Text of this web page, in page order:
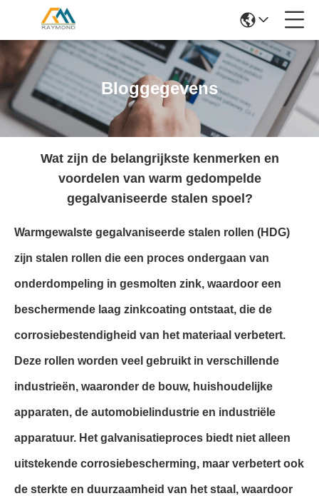
Bloggegevens
Wat zijn de belangrijkste kenmerken en
voordelen van warm gedompelde
gegalvaniseerde stalen spoel?
Warmgewalste gegalvaniseerde stalen rollen (HDG)
zijn stalen rollen die een proces ondergaan van
onderdompeling in gesmolten zink, waardoor een
beschermende laag zinkcoating ontstaat, die de
corrosiebestendigheid van het materiaal verbetert.
Deze rollen worden veel gebruikt in verschillende
industrieën, waaronder de bouw, huishoudelijke
apparaten, de automobielindustrie en industriële
apparatuur. Het galvanisatieproces biedt niet alleen
uitstekende corrosiebescherming, maar verbetert ook
de sterkte en duurzaamheid van het staal, waardoor